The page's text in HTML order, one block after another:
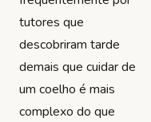
tutores que
descobriram tarde
demais que cuidar de
um coelho é mais
complexo do que